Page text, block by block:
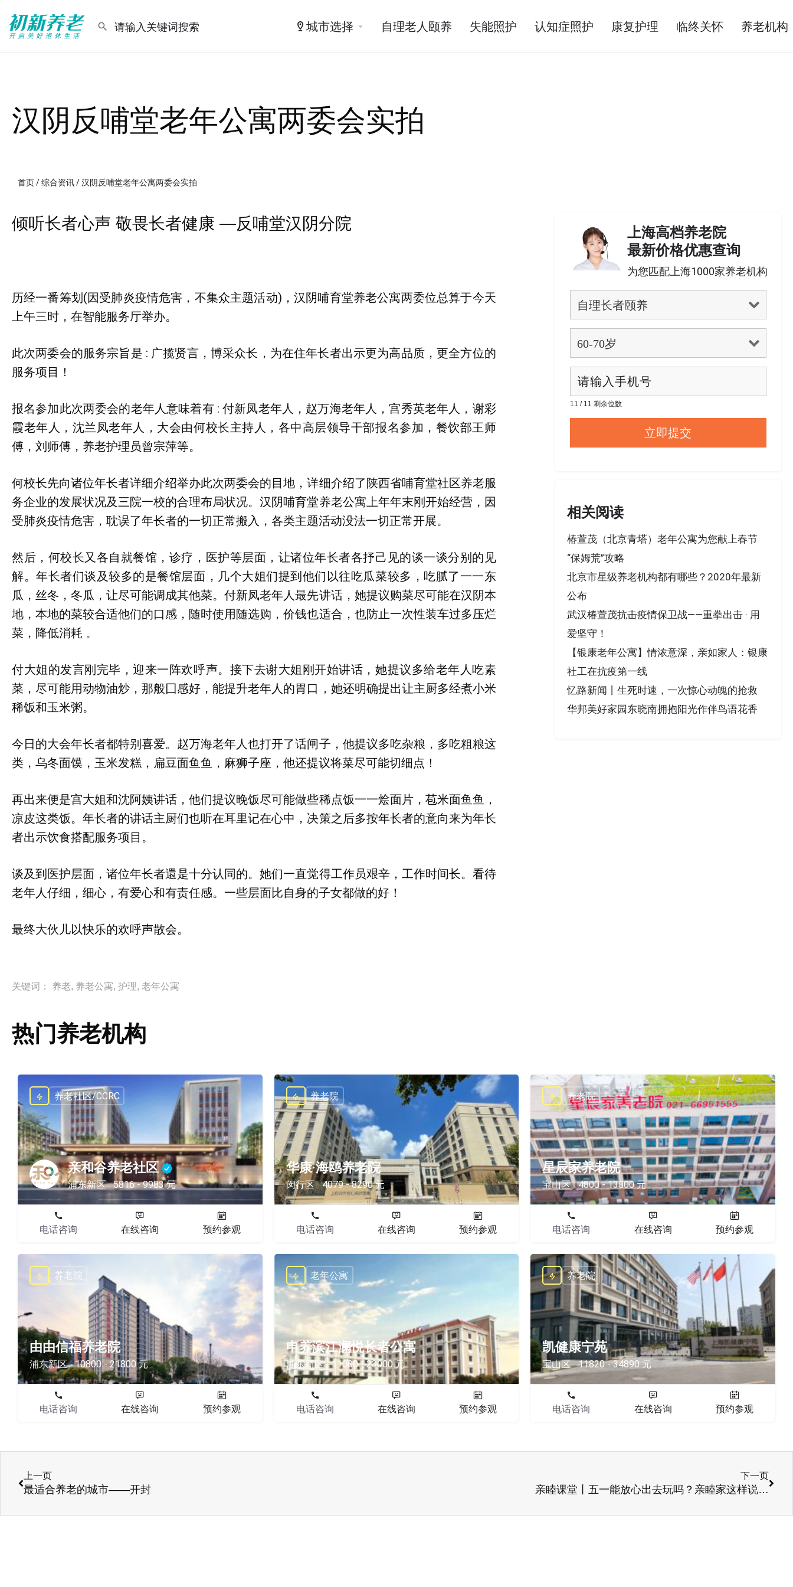
城市选择 自理老人颐养 失能照护 认知症照护 康复护理 临终关怀 养老机构
汉阴反哺堂老年公寓两委会实拍
首页/综合资讯/ 汉阴反哺堂老年公寓两委会实拍
倾听长者心声 敬畏长者健康 —反哺堂汉阴分院
历经一番筹划(因受肺炎疫情危害，不集众主题活动)，汉阴哺育堂养老公寓两委位总算于今天
上午三时，在智能服务厅举办。
此次两委会的服务宗旨是 : 广揽贤言，博采众长，为在住年长者出示更为高品质，更全方位的
服务项目！
报名参加此次两委会的老年人意味着有 : 付新凤老年人，赵万海老年人，宫秀英老年人，谢彩
霞老年人，沈兰凤老年人，大会由何校长主持人，各中高层领导干部报名参加，餐饮部王师
傅，刘师傅，养老护理员曾宗萍等。
何校长先向诸位年长者详细介绍举办此次两委会的目地，详细介绍了陕西省哺育堂社区养老服
务企业的发展状况及三院一校的合理布局状况。汉阴哺育堂养老公寓上年年末刚开始经营，因
受肺炎疫情危害，耽误了年长者的一切正常搬入，各类主题活动没法一切正常开展。
然后，何校长又各自就餐馆，诊疗，医护等层面，让诸位年长者各抒己见的谈一谈分别的见
解。年长者们谈及较多的是餐馆层面，几个大姐们提到他们以往吃瓜菜较多，吃腻了一一东
瓜，丝冬，冬瓜，让尽可能调成其他菜。付新凤老年人最先讲话，她提议购菜尽可能在汉阴本
地，本地的菜较合适他们的口感，随时使用随选购，价钱也适合，也防止一次性装车过多压烂
菜，降低消耗 。
付大姐的发言刚完毕，迎来一阵欢呼声。接下去谢大姐刚开始讲话，她提议多给老年人吃素
菜，尽可能用动物油炒，那般囗感好，能提升老年人的胃口，她还明确提出让主厨多经煮小米
稀饭和玉米粥。
今日的大会年长者都特别喜爱。赵万海老年人也打开了话闸子，他提议多吃杂粮，多吃粗粮这
类，乌冬面馍，玉米发糕，扁豆面鱼鱼，麻狮子座，他还提议将菜尽可能切细点！
再出来便是宫大姐和沈阿姨讲话，他们提议晚饭尽可能做些稀点饭一一烩面片，苞米面鱼鱼，
凉皮这类饭。年长者的讲话主厨们也听在耳里记在心中，决策之后多按年长者的意向来为年长
者出示饮食搭配服务项目。
谈及到医护层面，诸位年长者還是十分认同的。她们一直觉得工作员艰辛，工作时间长。看待
老年人仔细，细心，有爱心和有责任感。一些层面比自身的子女都做的好！
最终大伙儿以快乐的欢呼声散会。
关键词： 养老, 养老公寓, 护理, 老年公寓
上海高档养老院
最新价格优惠查询
为您匹配上海1000家养老机构
11 / 11 剩余位数
相关阅读
椿萱茂（北京青塔）老年公寓为您献上春节
“保姆荒”攻略
北京市星级养老机构都有哪些？2020年最新
公布
武汉椿萱茂抗击疫情保卫战——重拳出击 · 用
爱坚守！
【银康老年公寓】情浓意深，亲如家人：银康
社工在抗疫第一线
忆路新闻丨生死时速，一次惊心动魄的抢救
华邦美好家园东晓南拥抱阳光作伴鸟语花香
热门养老机构
亲和谷养老社区
浦东新区 5816 - 9983 元
养老社区/CCRC
电话咨询 在线咨询 预约参观
华康·海鸥养老院
闵行区 4079 - 8290 元
养老院
电话咨询 在线咨询 预约参观
星辰家养老院
宝山区 4800 - 13800 元
养老院
电话咨询 在线咨询 预约参观
由由信福养老院
浦东新区 10800 - 21800 元
养老院
电话咨询 在线咨询 预约参观
申养滨江澜悦长者公寓
浦东新区 11000 - 23000 元
老年公寓
电话咨询 在线咨询 预约参观
凯健康宁苑
宝山区 11820 - 34890 元
养老院
电话咨询 在线咨询 预约参观
上一页
最适合养老的城市——开封
下一页
亲睦课堂丨五一能放心出去玩吗？亲睦家这样说…